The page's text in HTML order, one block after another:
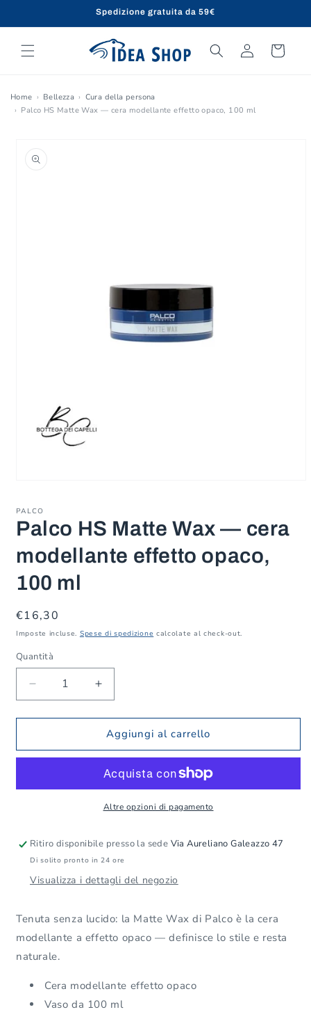
ai contenuti
Spedizione gratuita da 59€
Accedi Carrello
Home Bellezza
Cura della persona
Palco HS Matte Wax — cera modellante effetto opaco, 100 ml
sul prodotto
1
in
finestra
PALCO
Palco HS Matte Wax — cera
modellante effetto opaco,
100 ml
Prezzo
di
listino
€16,30
Imposte incluse. Spese di spedizione calcolate al check-out.
Quantità
Quantità
Diminuisci
quantità
per
HS
—
opaco,
100
ml
Aumenta
quantità
per
Palco
HS
Wax
—
cera
opaco,
100
ml
Aggiungi al carrello
Altre opzioni di pagamento
Ritiro disponibile presso la sede Via Aureliano Galeazzo 47
Di solito pronto in 24 ore
Visualizza i dettagli del negozio
Tenuta senza lucido: la Matte Wax di Palco è la cera
modellante a effetto opaco — definisce lo stile e resta
naturale.
Cera modellante effetto opaco
Vaso da 100 ml